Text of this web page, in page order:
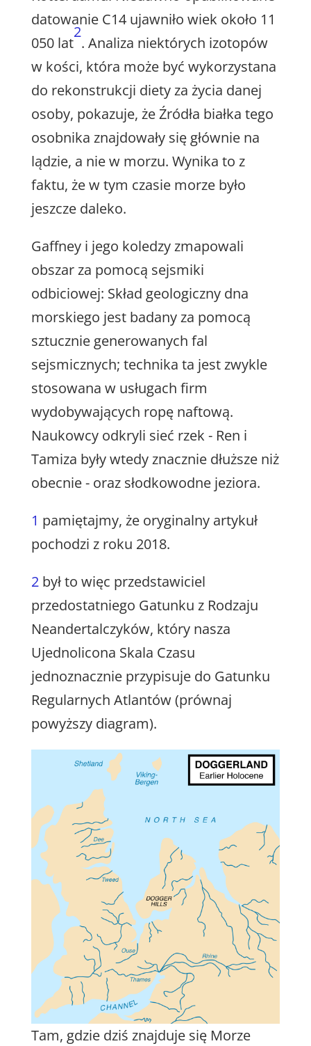
datowanie C14 ujawniło wiek około 11
050 lat
2
. Analiza niektórych izotopów
w kości, która może być wykorzystana
do rekonstrukcji diety za życia danej
osoby, pokazuje, że Źródła białka tego
osobnika znajdowały się głównie na
lądzie, a nie w morzu. Wynika to z
faktu, że w tym czasie morze było
jeszcze daleko.
Gaffney i jego koledzy zmapowali
obszar za pomocą sejsmiki
odbiciowej: Skład geologiczny dna
morskiego jest badany za pomocą
sztucznie generowanych fal
sejsmicznych; technika ta jest zwykle
stosowana w usługach firm
wydobywających ropę naftową.
Naukowcy odkryli sieć rzek - Ren i
Tamiza były wtedy znacznie dłuższe niż
obecnie - oraz słodkowodne jeziora.
1 pamiętajmy, że oryginalny artykuł
pochodzi z roku 2018.
2był to więc przedstawiciel
przedostatniego Gatunku z Rodzaju
Neandertalczyków, który nasza
Ujednolicona Skala Czasu
jednoznacznie przypisuje do Gatunku
Regularnych Atlantów (prównaj
powyższy diagram).
Tam, gdzie dziś znajduje się Morze